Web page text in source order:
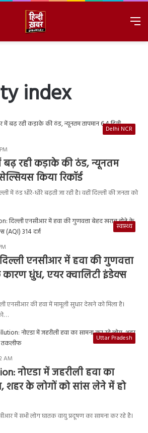
index
Delhi NCR
रही कड़ाके की ठंड, न्यूनतम
किया रिकॉर्ड
में ठंड धीरे-धीरे बढ़ती जा रही है। वहीं दिल्ली की जनता को
स्वास्थ्य
एनसीआर में हवा की गुणवत्ता
धुंध, एयर क्वालिटी इंडेक्स
एनसीआर की हवा में मामूली सुधार देखने को मिला है।
Uttar Pradesh
AM
नोएडा में जहरीली हवा का
शहर के लोगों को सांस लेने में हो
में सभी लोग घातक वायु प्रदूषण का सामना कर रहे है।